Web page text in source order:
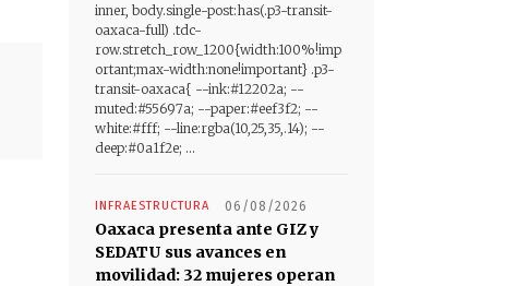
inner, body.single-post:has(.p3-transit-
oaxaca-full) .tdc-
row.stretch_row_1200{width:100%!imp
ortant;max-width:none!important} .p3-
transit-oaxaca{ --ink:#12202a; --
muted:#55697a; --paper:#eef3f2; --
white:#fff; --line:rgba(10,25,35,.14); --
deep:#0a1f2e; ...
INFRAESTRUCTURA 06/08/2026
Oaxaca presenta ante GIZ y
SEDATU sus avances en
movilidad: 32 mujeres operan